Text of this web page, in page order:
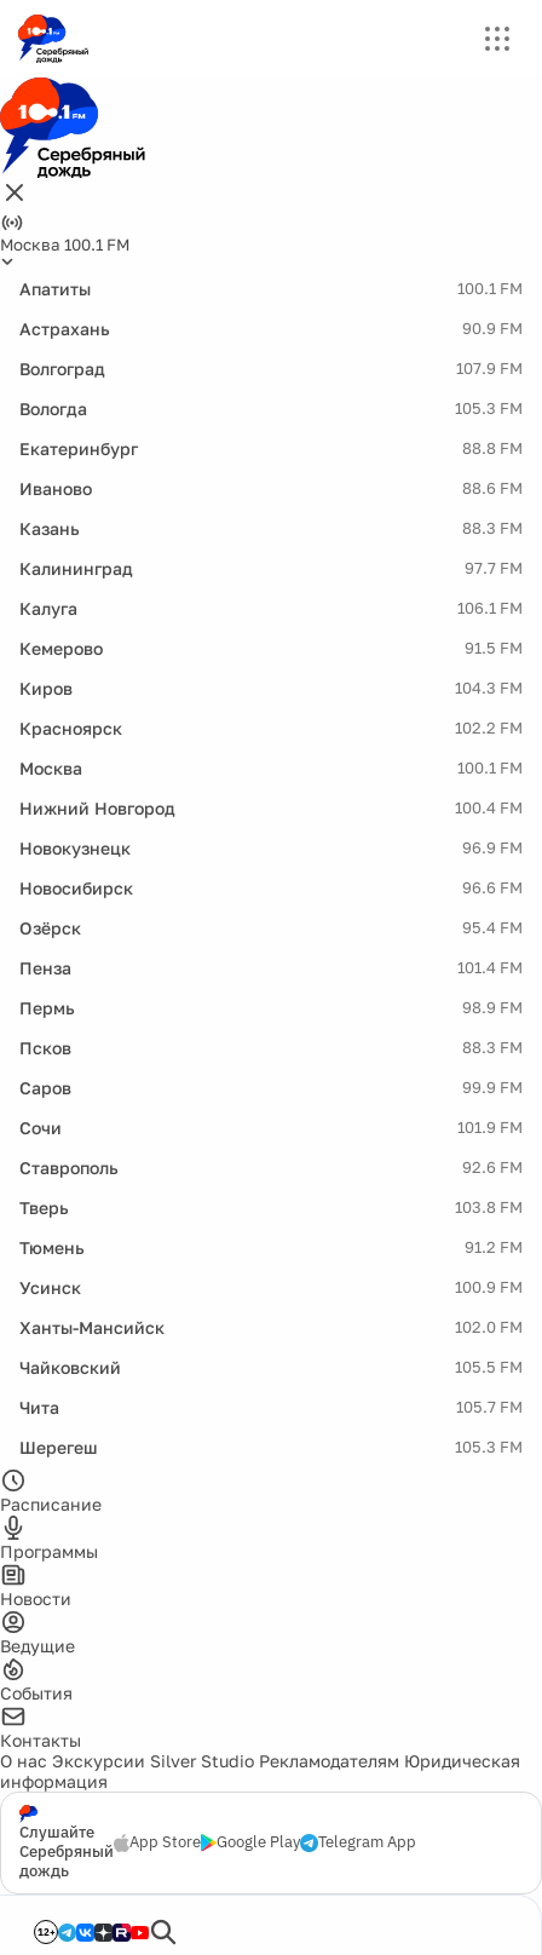
Москва 100.1 FM
Апатиты 100.1 FM
Астрахань 90.9 FM
Волгоград 107.9 FM
Вологда 105.3 FM
Екатеринбург 88.8 FM
Иваново 88.6 FM
Казань 88.3 FM
Калининград 97.7 FM
Калуга 106.1 FM
Кемерово 91.5 FM
Киров 104.3 FM
Красноярск 102.2 FM
Москва 100.1 FM
Нижний Новгород 100.4 FM
Новокузнецк 96.9 FM
Новосибирск 96.6 FM
Озёрск 95.4 FM
Пенза 101.4 FM
Пермь 98.9 FM
Псков 88.3 FM
Саров 99.9 FM
Сочи 101.9 FM
Ставрополь 92.6 FM
Тверь 103.8 FM
Тюмень 91.2 FM
Усинск 100.9 FM
Ханты-Мансийск 102.0 FM
Чайковский 105.5 FM
Чита 105.7 FM
Шерегеш 105.3 FM
Расписание
Программы
Новости
Ведущие
События
Контакты
О нас Экскурсии Silver Studio Рекламодателям Юридическая
информация
Слушайте
Серебряный
дождь
App Store Google Play Telegram App
12+